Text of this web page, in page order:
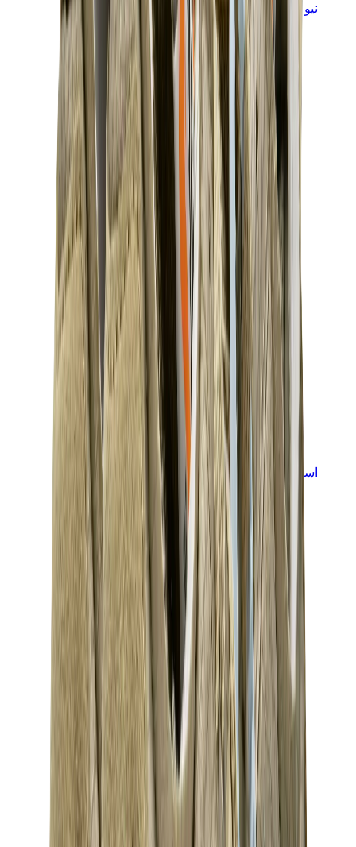
نيو بالانس
نيو بالانس الأكثر مبيعاً
إصدارات نيو بالانس الجديدة
نيو بالانس 550
نيو بالانس 2002R
نيو بالانس 9060
نيو بالانس 1906D
نيو بالانس 530
نيو بالانس 650R
نيو بالانس 993
View All
نيو بالانس
اسيكس
اسيكس الأكثر مبيعاً
إصدارات اسيكس الجديدة
اسيكس جل-كايانو
اسيكس جل-NYC
اسيكس جل-1130
اونيتسوكا تايغر مكسيكو 66
اسيكس جل-نيمبوس
View All
اسيكس